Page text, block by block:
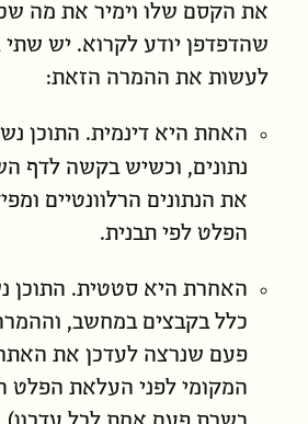
את הקסם שלו וימיר את מה
שהדפדפן יודע לקרוא. יש שתי
לעשות את ההמרה הזאת:
האחת היא דינמית. התוכן
נתונים, וכשיש בקשה לדף ה
את הנתונים הרלוונטיים
הפלט לפי תבנית.
האחרת היא סטטית. התוכן
כלל בקבצים במחשב,
פעם שנרצה לעדכן את
המקומי לפני העלאת הפלט